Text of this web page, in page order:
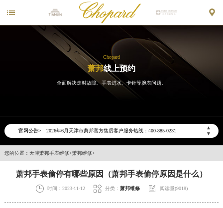
 
Chopard
萧邦线上预约
全面解决走时故障、手表进水、卡针等腕表问题。
官网公告>
▲
▼
2026年6月萧邦售后服务中心最新网点地址：
天津市和平区赤峰道136号天津国际金融中心26层2603室萧邦售后服务中心（需提前预约）
节假日正常营业！
您的位置： 天津萧邦手表维修>萧邦维修>
萧邦手表偷停有哪些原因（萧邦手表偷停原因是什么）
 时间：2023-11-12  分类： 萧邦维修  阅读量(9018)